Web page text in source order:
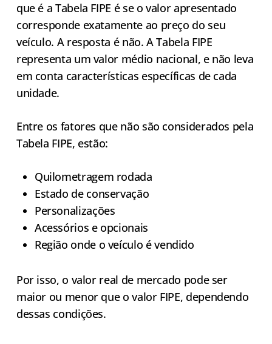
que é a Tabela FIPE é se o valor apresentado
corresponde exatamente ao preço do seu
veículo. A resposta é não. A Tabela FIPE
representa um valor médio nacional, e não leva
em conta características específicas de cada
unidade.
Entre os fatores que não são considerados pela
Tabela FIPE, estão:
Quilometragem rodada
Estado de conservação
Personalizações
Acessórios e opcionais
Região onde o veículo é vendido
Por isso, o valor real de mercado pode ser
maior ou menor que o valor FIPE, dependendo
dessas condições.